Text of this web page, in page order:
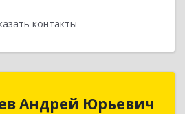
контакты
Назад
Андрей Юрьевич
Андрей Юрьевич